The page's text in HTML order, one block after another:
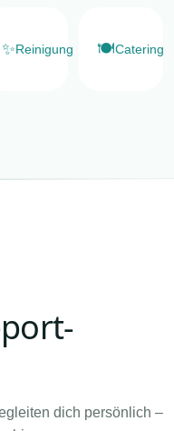
✨Reinigung 🍽️Catering
dich persönlich –